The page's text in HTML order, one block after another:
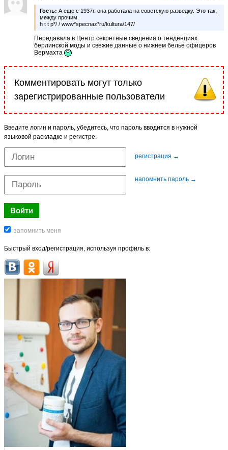
Гость: А еще с 1937г. она работала на советскую разведку. Это так,
между прочим.
h t t p*/ / www*specnaz*ru/kultura/147/
Передавала в Центр секретные сведения о тенденциях
берлинской моды и свежие данные о нижнем белье офицеров
Вермахта
Комментировать могут только
зарегистрированные пользователи
Введите логин и пароль, убедитесь, что пароль вводится в нужной
языковой раскладке и регистре.
регистрация →
напомнить пароль →
Быстрый вход/регистрация, используя профиль в: